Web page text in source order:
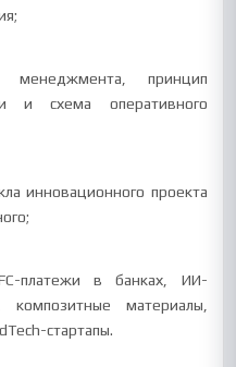
менеджмента, принцип
и схема оперативного
инновационного проекта
платежи в банках, ИИ-
материалы,
стартапы.